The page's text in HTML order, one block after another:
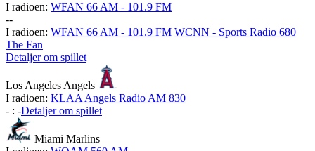
I radioen: WFAN 66 AM - 101.9 FM
--
I radioen: WFAN 66 AM - 101.9 FM WCNN - Sports Radio 680
The Fan
Detaljer om spillet
Los Angeles Angels
I radioen: KLAA Angels Radio AM 830
- : -Detaljer om spillet
Miami Marlins